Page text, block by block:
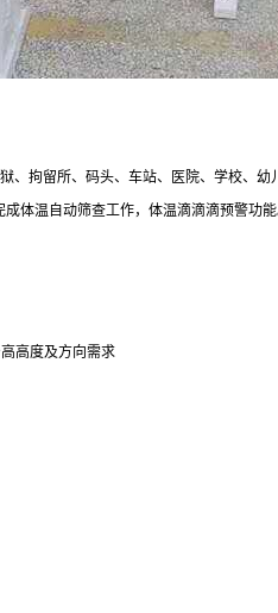
、 拘留所、码头、车站、医院、学校、幼
体温自动筛查工作， 体温滴滴滴预警功能
高度及方向需求